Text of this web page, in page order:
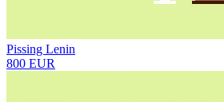
Pissing Lenin
800 EUR